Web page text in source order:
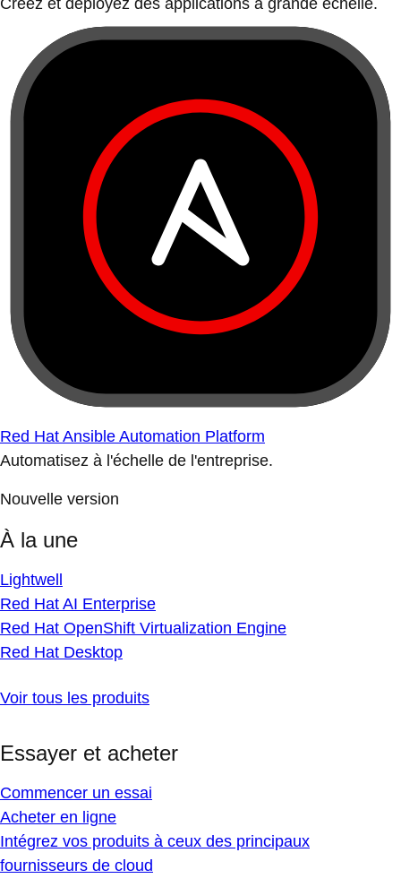
Créez et déployez des applications à grande échelle.
Red Hat Ansible Automation Platform
Automatisez à l'échelle de l'entreprise.
Nouvelle version
À la une
Lightwell
Red Hat AI Enterprise
Red Hat OpenShift Virtualization Engine
Red Hat Desktop
Voir tous les produits
Essayer et acheter
Commencer un essai
Acheter en ligne
Intégrez vos produits à ceux des principaux
fournisseurs de cloud